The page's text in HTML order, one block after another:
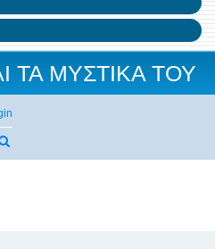
ΤΑ ΜΥΣΤΙΚΑ ΤΟΥ